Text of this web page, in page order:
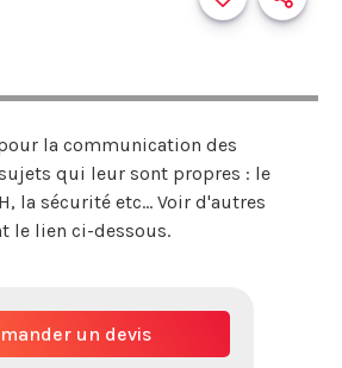
la communication des
qui leur sont propres : le
la sécurité etc... Voir d'autres
le lien ci-dessous.
un devis